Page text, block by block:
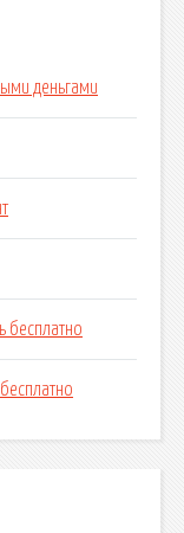
деньгами
бесплатно